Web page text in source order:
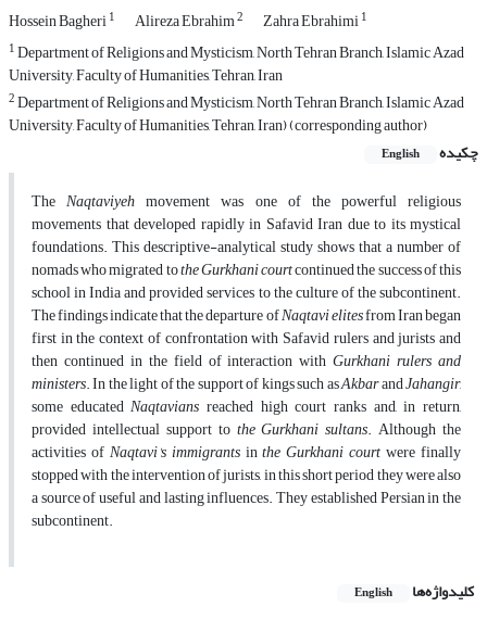
Hossein Bagheri1 Alireza Ebrahim2 Zahra Ebrahimi1
1Department of Religions and Mysticism, North Tehran Branch, Islamic Azad
University, Faculty of Humanities, Tehran, Iran
2Department of Religions and Mysticism, North Tehran Branch, Islamic Azad
University, Faculty of Humanities, Tehran, Iran) (corresponding author)
چکیده
English
TheNaqtaviyeh movement was one of the powerful religious
movements that developed rapidly in Safavid Iran due to its mystical
foundations. This descriptive-analytical study shows that a number of
nomads who migrated tothe Gurkhani courtcontinued the success of this
school in India and provided services to the culture of the subcontinent.
The findings indicate that the departure ofNaqtavi elitesfrom Iran began
first in the context of confrontation with Safavid rulers and jurists and
then continued in the field of interaction withGurkhani rulers and
ministers. In the light of the support of kings such asAkbarandJahangir,
some educatedNaqtaviansreached high court ranks and, in return,
provided intellectual support to the Gurkhani sultans. Although the
activities ofNaqtavi's immigrantsinthe Gurkhani courtwere finally
stopped with the intervention of jurists, in this short period they were also
a source of useful and lasting influences. They established Persian in the
subcontinent.
کلیدواژه‌ها English